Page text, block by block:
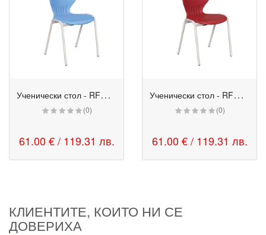
У
ченически стол - RFG Maxima A небесносин
(0)
61.00 € / 119.31 лв.
У
ченически стол - RFG Maxima A пурпурночервен
(0)
61.00 € / 119.31 лв.
КЛИЕНТИТЕ, КОИТО НИ СЕ
ДОВЕРИХА